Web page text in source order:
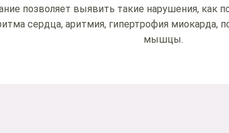
позволяет выявить такие нарушения, как
сердца, аритмия, гипертрофия миокарда,
мышцы.